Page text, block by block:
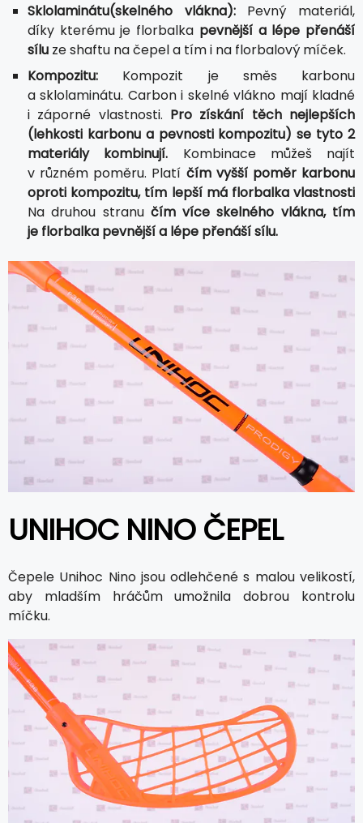
Sklolaminátu(skelného vlákna):Pevný materiál,
díky kterému je florbalka pevnější a lépe přenáší
sílu ze shaftu na čepel a tím i na florbalový míček.
Kompozitu: Kompozit je směs karbonu
a sklolaminátu. Carbon i skelné vlákno mají kladné
i záporné vlastnosti. Pro získání těch nejlepších
(lehkosti karbonu a pevnosti kompozitu) se tyto 2
materiály kombinují. Kombinace můžeš najít
v různém poměru. Platí čím vyšší poměr karbonu
oproti kompozitu, tím lepší má florbalka vlastnosti
Na druhou stranu čím více skelného vlákna, tím
je florbalka pevnější a lépe přenáší sílu.
UNIHOC NINO ČEPEL
Čepele Unihoc Nino jsou odlehčené s malou velikostí,
aby mladším hráčům umožnila dobrou kontrolu
míčku.